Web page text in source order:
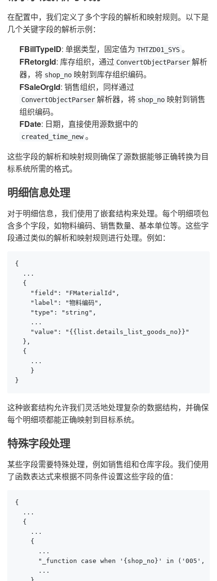
在配置中，我们定义了多个字段的解析和映射规则。以下是
几个关键字段的解析示例：
FBillTypeID: 单据类型，固定值为 THTZD01_SYS 。
FRetorgId: 库存组织，通过 ConvertObjectParser 解析
器，将 shop_no 映射到库存组织编码。
FSaleOrgId: 销售组织，同样通过
ConvertObjectParser 解析器，将 shop_no 映射到销售
组织编码。
FDate: 日期，直接使用源数据中的
created_time_new 。
这些字段的解析和映射规则确保了源数据能够正确转换为目
标系统所需的格式。
明细信息处理
对于明细信息，我们使用了嵌套结构来处理。每个明细项包
含多个字段，如物料编码、销售数量、基本单位等。这些字
段通过类似的解析和映射规则进行处理。例如：
{
  ...
  {
    "field": "FMaterialId",
    "label": "物料编码",
    "type": "string",
    ...
    "value": "{{list.details_list_goods_no}}"
  },
  {
    ...
    }
}
这种嵌套结构允许我们灵活地处理复杂的数据结构，并确保
每个明细项都能正确映射到目标系统。
特殊字段处理
某些字段需要特殊处理，例如销售组和仓库字段。我们使用
了函数表达式来根据不同条件设置这些字段的值：
{
  ...
  {
    ...
    {
      ...
"_function case when '{shop_no}' in ('005',
      ...